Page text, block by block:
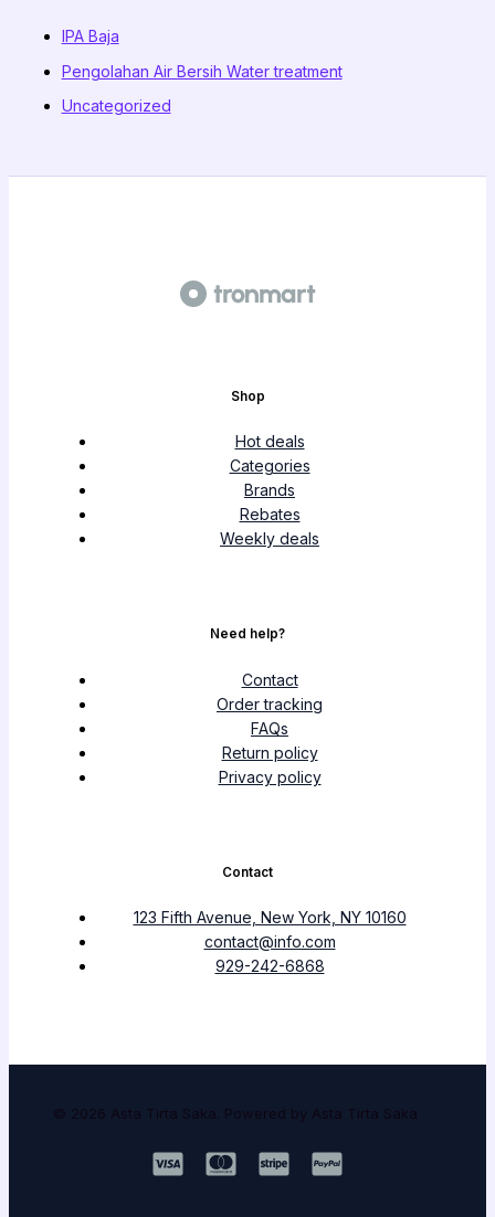
IPA Baja
Pengolahan Air Bersih Water treatment
Uncategorized
Shop
Hot deals
Categories
Brands
Rebates
Weekly deals
Need help?
Contact
Order tracking
FAQs
Return policy
Privacy policy
Contact
123 Fifth Avenue, New York, NY 10160
contact@info.com
929-242-6868